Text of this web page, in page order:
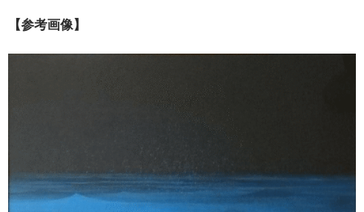
【参考画像】